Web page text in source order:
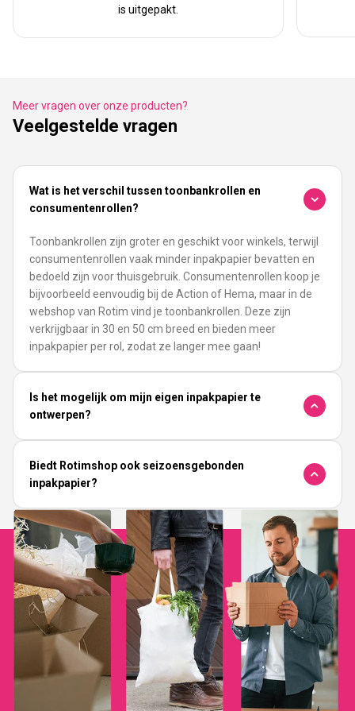
is uitgepakt.
Meer vragen over onze producten?
Veelgestelde vragen
Wat is het verschil tussen toonbankrollen en
consumentenrollen?
Toonbankrollen zijn groter en geschikt voor winkels, terwijl
consumentenrollen vaak minder inpakpapier bevatten en
bedoeld zijn voor thuisgebruik. Consumentenrollen koop je
bijvoorbeeld eenvoudig bij de Action of Hema, maar in de
webshop van Rotim vind je toonbankrollen. Deze zijn
verkrijgbaar in 30 en 50 cm breed en bieden meer
inpakpapier per rol, zodat ze langer mee gaan!
Is het mogelijk om mijn eigen inpakpapier te
ontwerpen?
Biedt Rotimshop ook seizoensgebonden
inpakpapier?